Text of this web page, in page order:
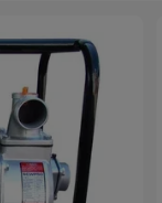
как частных,
Основные
добавив